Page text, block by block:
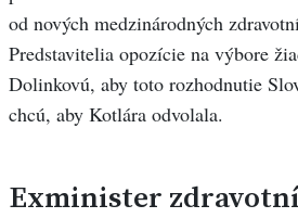
od nových medzinárodných
Predstavitelia opozície na výbore
Dolinkovú, aby toto rozhodnutie
chcú, aby Kotlára odvolala.
Exminister